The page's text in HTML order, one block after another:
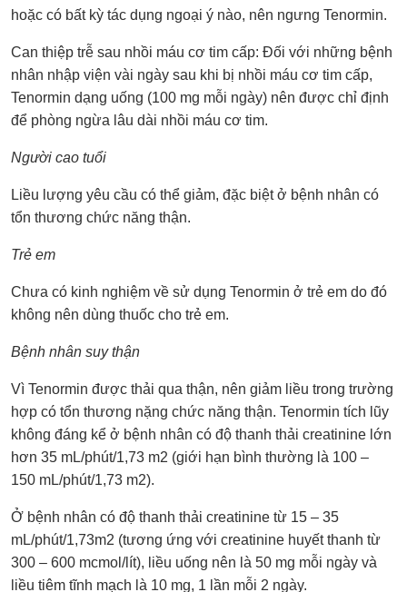
hoặc có bất kỳ tác dụng ngoại ý nào, nên ngưng Tenormin.
Can thiệp trễ sau nhồi máu cơ tim cấp: Đối với những bệnh
nhân nhập viện vài ngày sau khi bị nhồi máu cơ tim cấp,
Tenormin dạng uống (100 mg mỗi ngày) nên được chỉ định
để phòng ngừa lâu dài nhồi máu cơ tim.
Người cao tuổi
Liều lượng yêu cầu có thể giảm, đặc biệt ở bệnh nhân có
tổn thương chức năng thận.
Trẻ em
Chưa có kinh nghiệm về sử dụng Tenormin ở trẻ em do đó
không nên dùng thuốc cho trẻ em.
Bệnh nhân suy thận
Vì Tenormin được thải qua thận, nên giảm liều trong trường
hợp có tổn thương nặng chức năng thận. Tenormin tích lũy
không đáng kể ở bệnh nhân có độ thanh thải creatinine lớn
hơn 35 mL/phút/1,73 m2 (giới hạn bình thường là 100 –
150 mL/phút/1,73 m2).
Ở bệnh nhân có độ thanh thải creatinine từ 15 – 35
mL/phút/1,73m2 (tương ứng với creatinine huyết thanh từ
300 – 600 mcmol/lít), liều uống nên là 50 mg mỗi ngày và
liều tiêm tĩnh mạch là 10 mg, 1 lần mỗi 2 ngày.